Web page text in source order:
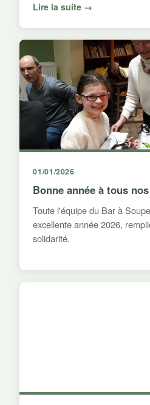
Lire la suite →
01/01/2026
Bonne année à tous
Toute l'équipe du Bar à
excellente année 2026,
solidarité.